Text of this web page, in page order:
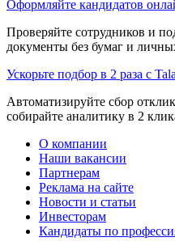
Оформляйте кандидатов
Проверяйте сотрудников и
документы без бумаг и
Ускорьте подбор в 2 раза с
Автоматизируйте сбор
собирайте аналитику в 2
О компании
Наши вакансии
Партнерам
Реклама на сайте
Новости и статьи
Инвесторам
Кандидаты по